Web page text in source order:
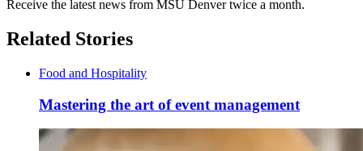
Receive the latest news from MSU Denver twice a month.
Related Stories
Food and Hospitality
Mastering the art of event management